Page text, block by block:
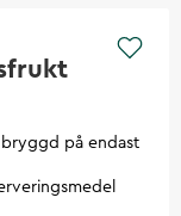
på endast